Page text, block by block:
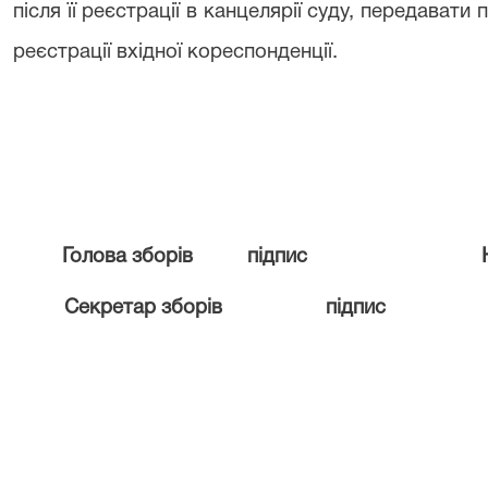
після її реєстрації в канцелярії суду,
реєстрації вхідної кореспонденції.
Голова зборів підпис
Секретар зборів підпис